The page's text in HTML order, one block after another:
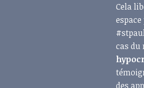
Cela
cas du
des